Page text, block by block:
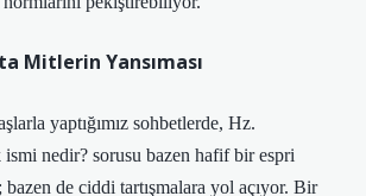
Mitlerin Yansıması
yaptığımız sohbetlerde, Hz.
ismi nedir? sorusu bazen hafif bir espri
de ciddi tartışmalara yol açıyor. Bir